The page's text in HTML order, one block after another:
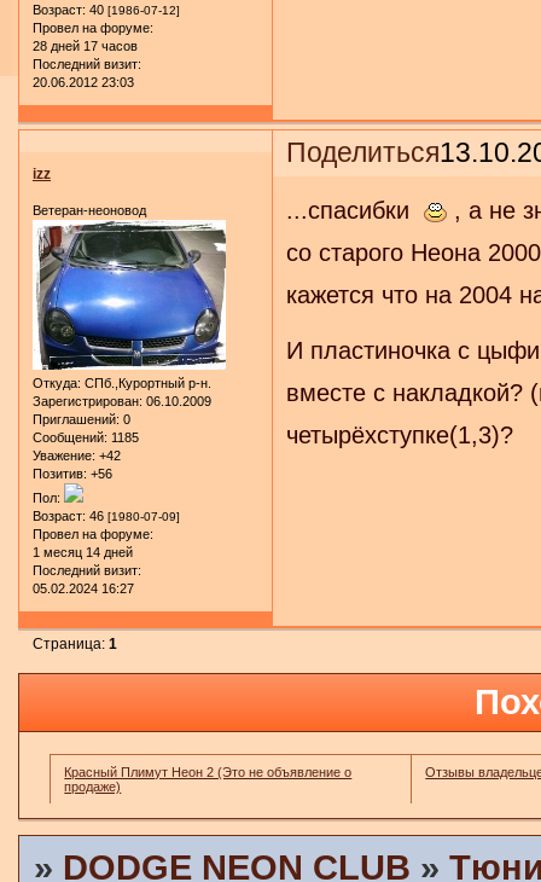
Возраст: 40 [1986-07-12]
Провел на форуме:
28 дней 17 часов
Последний визит:
20.06.2012 23:03
Поделиться
izz
Ветеран-неоновод
Откуда: СПб.,Курортный р-н.
Зарегистрирован: 06.10.2009
Приглашений: 0
Сообщений: 1185
Уважение: +42
Позитив: +56
Пол:
Возраст: 46 [1980-07-09]
Провел на форуме:
1 месяц 14 дней
Последний визит:
05.02.2024 16:27
...спасибки
, а не
со старого Неона
кажется что на 2004
И пластиночка с
вместе с накладкой?
четырёхступке(1,3)?
Страница:1
Красный Плимут Неон 2 (Это не объявление о
продаже)
Отзывы
» DODGE NEON CLUB »